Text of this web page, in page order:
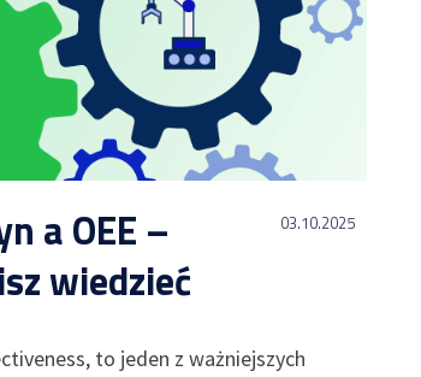
a OEE –
wiedzieć
03.10.2025
to jeden z ważniejszych